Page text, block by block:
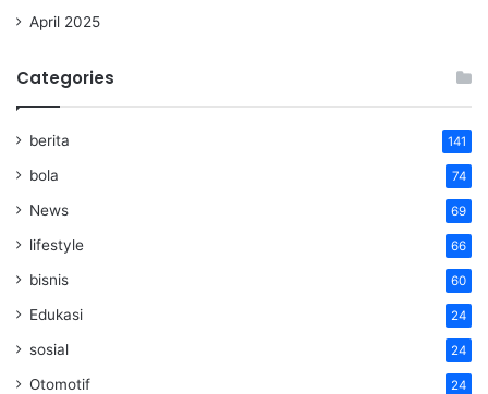
April 2025
Categories
berita 141
bola 74
News 69
lifestyle 66
bisnis 60
Edukasi 24
sosial 24
Otomotif 24